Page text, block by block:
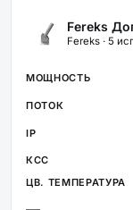
Fereks
Fereks · 5